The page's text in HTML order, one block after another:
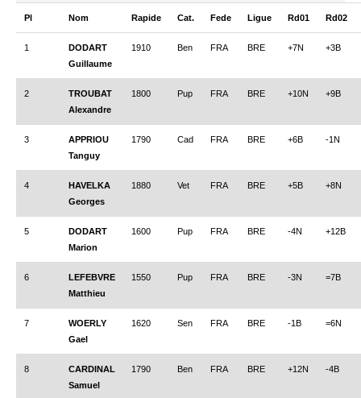
Pl Nom Rapide Cat. Fede Ligue Rd01 Rd02
1
DODART
Guillaume
1910 Ben FRA BRE +7N +3B
2
TROUBAT
Alexandre
1800 Pup FRA BRE +10N +9B
3
APPRIOU
Tanguy
1790 Cad FRA BRE +6B -1N
4
HAVELKA
Georges
1880 Vet FRA BRE +5B +8N
5
DODART
Marion
1600 Pup FRA BRE -4N +12B
6
LEFEBVRE
Matthieu
1550 Pup FRA BRE -3N =7B
7
WOERLY
Gael
1620 Sen FRA BRE -1B =6N
8
CARDINAL
Samuel
1790 Ben FRA BRE +12N -4B